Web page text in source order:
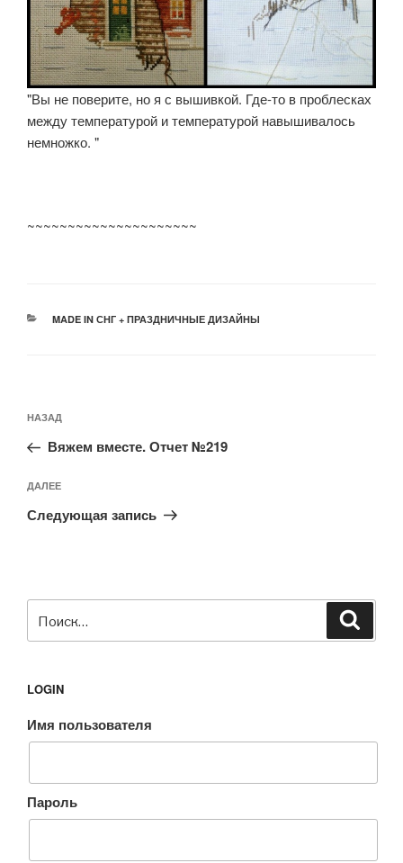
"Вы не поверите, но я с вышивкой. Где-то в проблесках
между температурой и температурой навышивалось
немножко. "
~~~~~~~~~~~~~~~~~~~~~
РУБРИКИ
MADE IN СНГ + ПРАЗДНИЧНЫЕ ДИЗАЙНЫ
по
записям
Предыдущая
запись:
НАЗАД
Вяжем вместе. Отчет №219
Следующая
запись
ДАЛЕЕ
Следующая запись
LOGIN
Имя пользователя
Пароль